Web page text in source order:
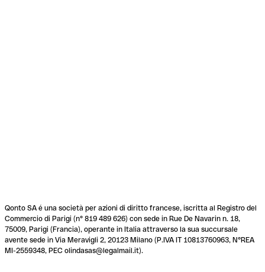
Qonto SA é una società per azioni di diritto francese, iscritta al Registro del
Commercio di Parigi (n° 819 489 626) con sede in Rue De Navarin n. 18,
75009, Parigi (Francia), operante in Italia attraverso la sua succursale
avente sede in Via Meravigli 2, 20123 Milano (P.IVA IT 10813760963, N°REA
MI-2559348, PEC olindasas@legalmail.it).